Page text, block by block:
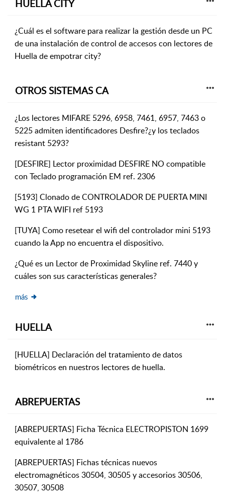
HUELLA CITY
¿Cuál es el software para realizar la gestión desde un PC
de una instalación de control de accesos con lectores de
Huella de empotrar city?
OTROS SISTEMAS CA
¿Los lectores MIFARE 5296, 6958, 7461, 6957, 7463 o
5225 admiten identificadores Desfire?¿y los teclados
resistant 5293?
[DESFIRE] Lector proximidad DESFIRE NO compatible
con Teclado programación EM ref. 2306
[5193] Clonado de CONTROLADOR DE PUERTA MINI
WG 1 PTA WIFI ref 5193
[TUYA] Como resetear el wifi del controlador mini 5193
cuando la App no encuentra el dispositivo.
¿Qué es un Lector de Proximidad Skyline ref. 7440 y
cuáles son sus características generales?
más
HUELLA
[HUELLA] Declaración del tratamiento de datos
biométricos en nuestros lectores de huella.
ABREPUERTAS
[ABREPUERTAS] Ficha Técnica ELECTROPISTON 1699
equivalente al 1786
[ABREPUERTAS] Fichas técnicas nuevos
electromagnéticos 30504, 30505 y accesorios 30506,
30507, 30508